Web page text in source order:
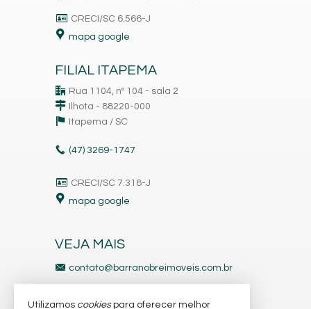
CRECI/SC 6.566-J
mapa google
FILIAL ITAPEMA
Rua 1104, nº 104 - sala 2
Ilhota - 88220-000
Itapema / SC
(47) 3269-1747
CRECI/SC 7.318-J
mapa google
VEJA MAIS
contato@barranobreimoveis.com.br
Utilizamos cookiespara oferecer melhor